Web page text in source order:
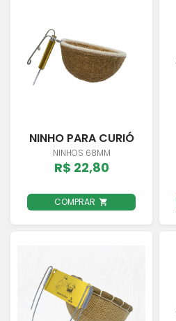
NINHO PARA CURIÓ
NINHOS 68MM
R$ 22,80
COMPRAR